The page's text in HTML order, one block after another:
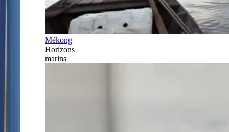
Mékong
Horizons
marins